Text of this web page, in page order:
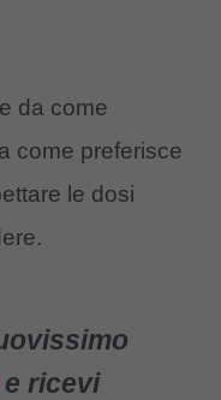
da come
come preferisce
le dosi
ricevi